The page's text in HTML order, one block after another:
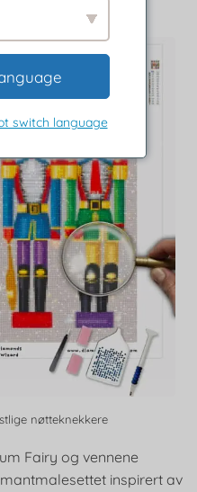
nøtteknekkere
Fairy og vennene
inspirert av
switch language